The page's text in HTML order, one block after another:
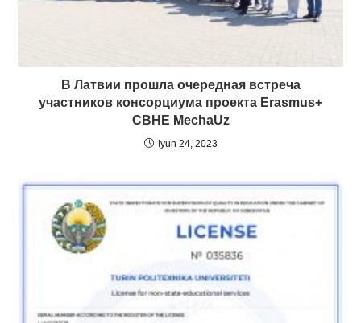
В Латвии прошла очередная встреча
участников консорциума проекта Erasmus+
CBHE MechaUz
Iyun 24, 2023